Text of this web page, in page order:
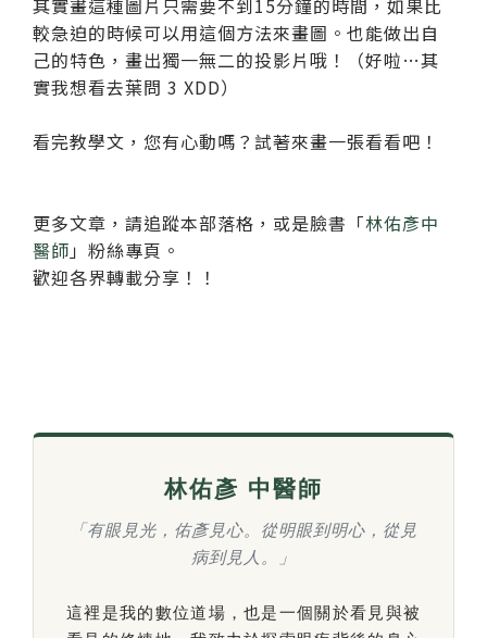
其實畫這種圖片只需要不到15分鐘的時間，如果比
較急迫的時候可以用這個方法來畫圖。也能做出自
己的特色，畫出獨一無二的投影片哦！（好啦…其
實我想看去葉問 3 XDD）
看完教學文，您有心動嗎？試著來畫一張看看吧！
更多文章，請追蹤本部落格，或是臉書「林佑彥中
醫師」粉絲專頁。
歡迎各界轉載分享！！
林佑彥 中醫師
「有眼見光，佑彥見心。從明眼到明心，從見
病到見人。」
這裡是我的數位道場，也是一個關於看見與被